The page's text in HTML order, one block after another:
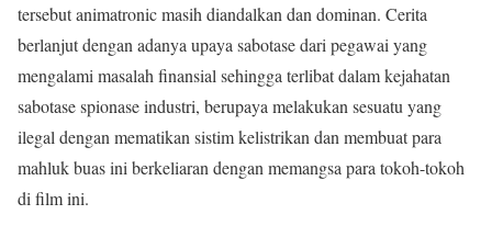
tersebut animatronic masih diandalkan dan dominan. Cerita
berlanjut dengan adanya upaya sabotase dari pegawai yang
mengalami masalah finansial sehingga terlibat dalam kejahatan
sabotase spionase industri, berupaya melakukan sesuatu yang
ilegal dengan mematikan sistim kelistrikan dan membuat para
mahluk buas ini berkeliaran dengan memangsa para tokoh-tokoh
di film ini.